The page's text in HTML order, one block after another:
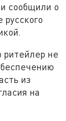
сообщили о
ритейлер не
из
на